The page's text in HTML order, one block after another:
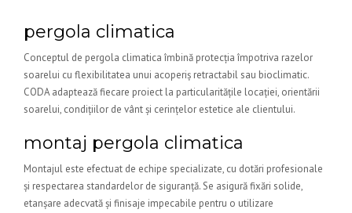
pergola climatica
Conceptul de pergola climatica îmbină protecția împotriva razelor
soarelui cu flexibilitatea unui acoperiș retractabil sau bioclimatic.
CODA adaptează fiecare proiect la particularitățile locației, orientării
soarelui, condițiilor de vânt și cerințelor estetice ale clientului.
montaj pergola climatica
Montajul este efectuat de echipe specializate, cu dotări profesionale
și respectarea standardelor de siguranță. Se asigură fixări solide,
etanșare adecvată și finisaje impecabile pentru o utilizare